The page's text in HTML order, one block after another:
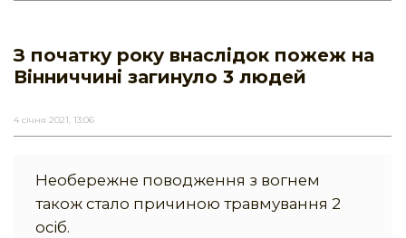
З початку року внаслідок пожеж на
Вінниччині загинуло 3 людей
4 січня 2021, 13:06
Необережне поводження з вогнем
також стало причиною травмування 2
осіб.